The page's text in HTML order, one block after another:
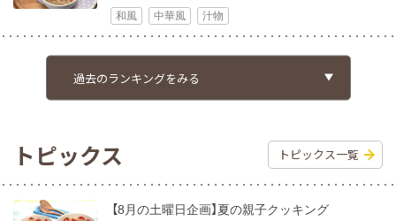
和風 中華風 汁物
トピックス トピックス一覧
【8月の土曜日企画】夏の親子クッキング